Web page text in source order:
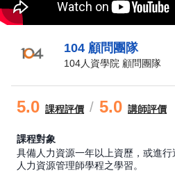
104 顧問團隊
104人資學院 顧問團隊
5.0 課程評價 / 5.0 講師評價
課程對象
具備人力資源一年以上資歷，或進
人力資源管理師學程之學習。